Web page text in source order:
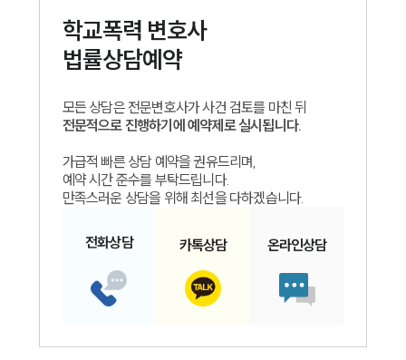
학교폭력 변호사
법률상담예약
모든 상담은 전문변호사가 사건 검토를 마친 뒤
전문적으로 진행하기에 예약제로 실시됩니다.
가급적 빠른 상담 예약을 권유드리며,
예약 시간 준수를 부탁드립니다.
만족스러운 상담을 위해 최선을 다하겠습니다.
전화상담 카톡상담 온라인상담